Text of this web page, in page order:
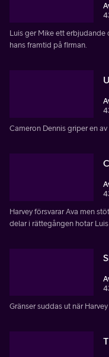
Luis ger Mike ett erbjudande
hans framtid på firman.
Cameron Dennis griper en
Harvey försvarar Ava men
delar i rättegången hotar Luis
Gränser suddas ut när